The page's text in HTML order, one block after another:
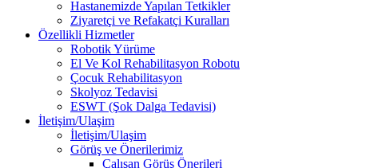
Hastanemizde Yapılan Tetkikler
Ziyaretçi ve Refakatçi Kuralları
Özellikli Hizmetler
Robotik Yürüme
El Ve Kol Rehabilitasyon Robotu
Çocuk Rehabilitasyon
Skolyoz Tedavisi
ESWT (Şok Dalga Tedavisi)
İletişim/Ulaşim
İletişim/Ulaşim
Görüş ve Önerilerimiz
Çalışan Görüş Önerileri